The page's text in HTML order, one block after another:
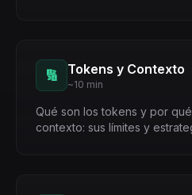
🔢 Tokens y Contexto
~10 min
Qué son los tokens y por
contexto: sus límites y